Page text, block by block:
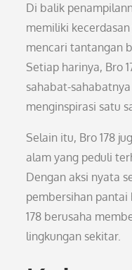
Di balik
memiliki
mencari tantangan
Setiap harinya, Bro
sahabat-
menginspirasi satu
Selain itu, Bro 178
alam yang peduli
Dengan aksi nyata
pembersihan pantai
178 berusaha
lingkungan sekitar.